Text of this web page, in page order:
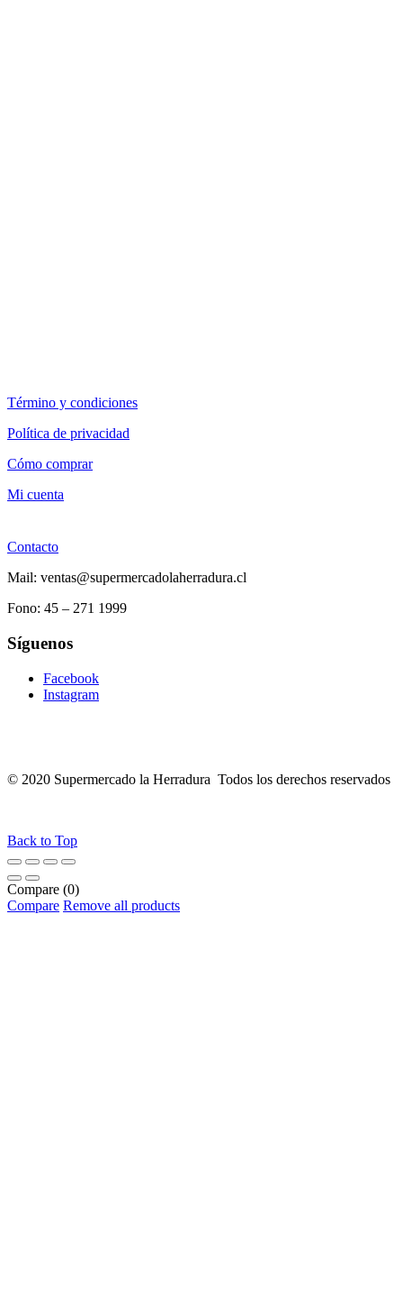
Término y condiciones
Política de privacidad
Cómo comprar
Mi cuenta
Contacto
Mail: ventas@supermercadolaherradura.cl
Fono: 45 – 271 1999
Síguenos
Facebook
Instagram
© 2020 Supermercado la Herradura Todos los derechos reservados
Back to Top
Compare (0)
Compare Remove all products